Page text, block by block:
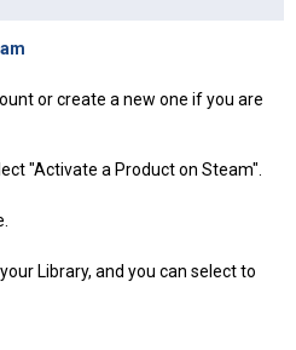
or create a new one if you are
"Activate a Product on Steam".
Library, and you can select to